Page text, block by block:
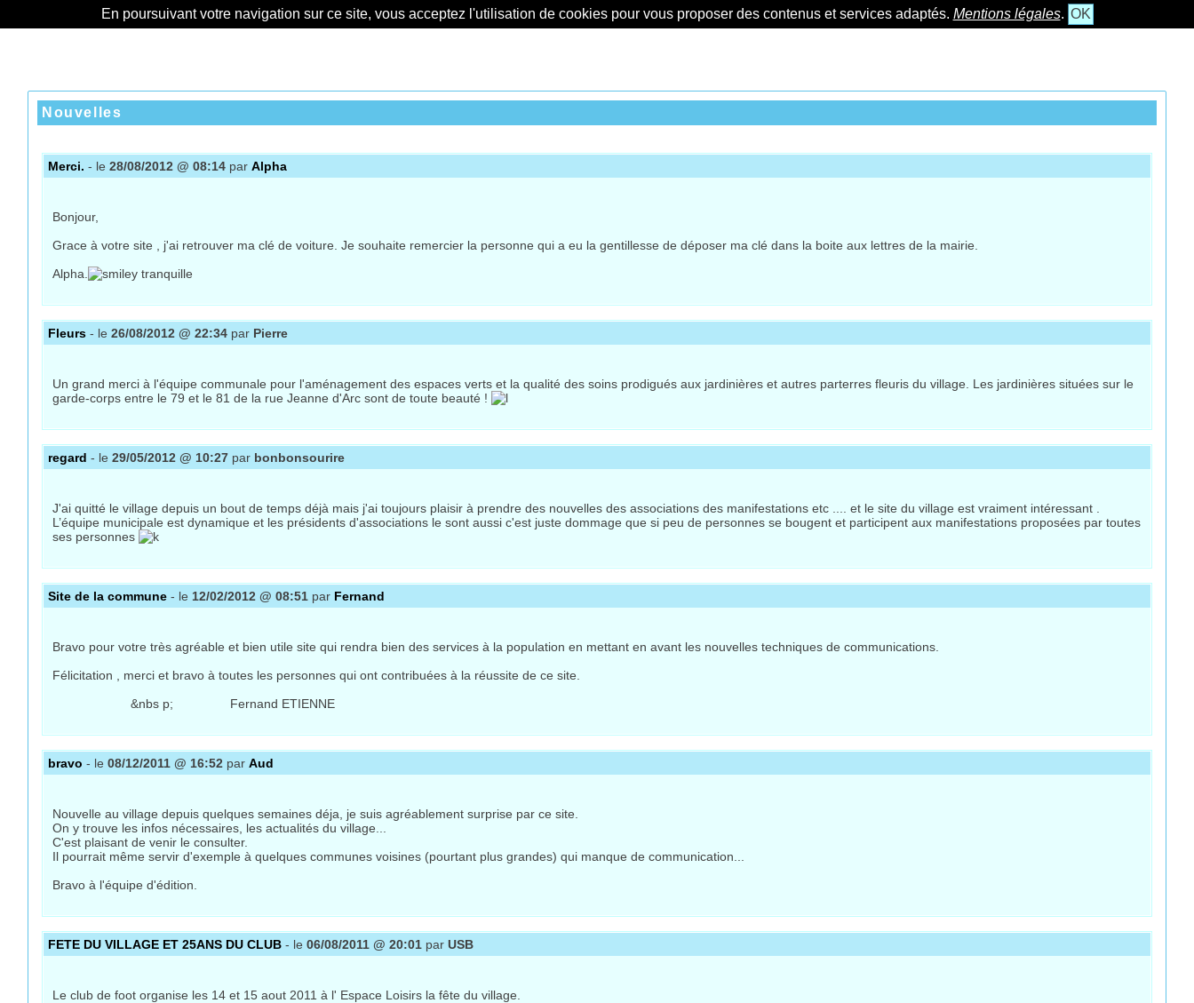
En poursuivant votre navigation sur ce site, vous acceptez l'utilisation de cookies pour vous proposer des contenus et services adaptés. Mentions légales. OK
Nouvelles
Merci. - le 28/08/2012 @ 08:14 par Alpha
Bonjour,
Grace à votre site , j'ai retrouver ma clé de voiture. Je souhaite remercier la personne qui a eu la gentillesse de déposer ma clé dans la boite aux lettres de la mairie.
Alpha.
Fleurs - le 26/08/2012 @ 22:34 par Pierre
Un grand merci à l'équipe communale pour l'aménagement des espaces verts et la qualité des soins prodigués aux jardinières et autres parterres fleuris du village. Les jardinières situées sur le
garde-corps entre le 79 et le 81 de la rue Jeanne d'Arc sont de toute beauté !
regard - le 29/05/2012 @ 10:27 par bonbonsourire
J'ai quitté le village depuis un bout de temps déjà mais j'ai toujours plaisir à prendre des nouvelles des associations des manifestations etc .... et le site du village est vraiment intéressant .
L’équipe municipale est dynamique et les présidents d'associations le sont aussi c'est juste dommage que si peu de personnes se bougent et participent aux manifestations proposées par toutes
ses personnes
Site de la commune - le 12/02/2012 @ 08:51 par Fernand
Bravo pour votre très agréable et bien utile site qui rendra bien des services à la population en mettant en avant les nouvelles techniques de communications.
Félicitation , merci et bravo à toutes les personnes qui ont contribuées à la réussite de ce site.
&nbs p; Fernand ETIENNE
bravo - le 08/12/2011 @ 16:52 par Aud
Nouvelle au village depuis quelques semaines déja, je suis agréablement surprise par ce site.
On y trouve les infos nécessaires, les actualités du village...
C'est plaisant de venir le consulter.
Il pourrait même servir d'exemple à quelques communes voisines (pourtant plus grandes) qui manque de communication...
Bravo à l'équipe d'édition.
FETE DU VILLAGE ET 25ANS DU CLUB - le 06/08/2011 @ 20:01 par USB
Le club de foot organise les 14 et 15 aout 2011 à l' Espace Loisirs la fête du village.